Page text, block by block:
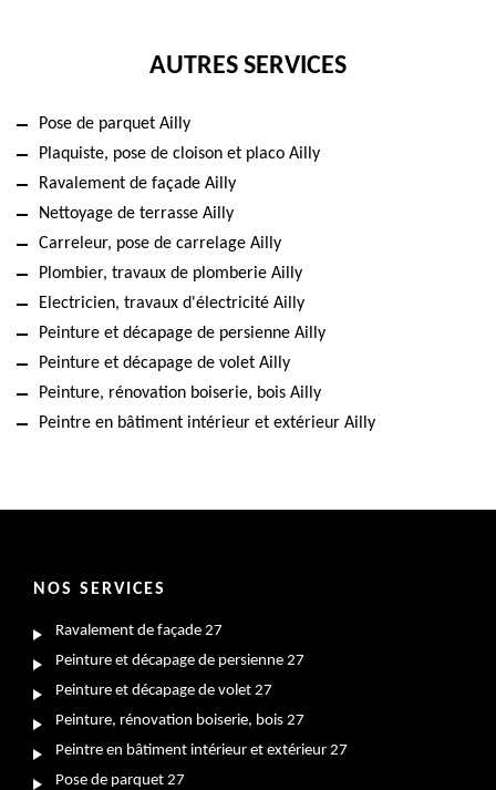
AUTRES SERVICES
Pose de parquet Ailly
Plaquiste, pose de cloison et placo Ailly
Ravalement de façade Ailly
Nettoyage de terrasse Ailly
Carreleur, pose de carrelage Ailly
Plombier, travaux de plomberie Ailly
Electricien, travaux d'électricité Ailly
Peinture et décapage de persienne Ailly
Peinture et décapage de volet Ailly
Peinture, rénovation boiserie, bois Ailly
Peintre en bâtiment intérieur et extérieur Ailly
NOS SERVICES
Ravalement de façade 27
Peinture et décapage de persienne 27
Peinture et décapage de volet 27
Peinture, rénovation boiserie, bois 27
Peintre en bâtiment intérieur et extérieur 27
Pose de parquet 27